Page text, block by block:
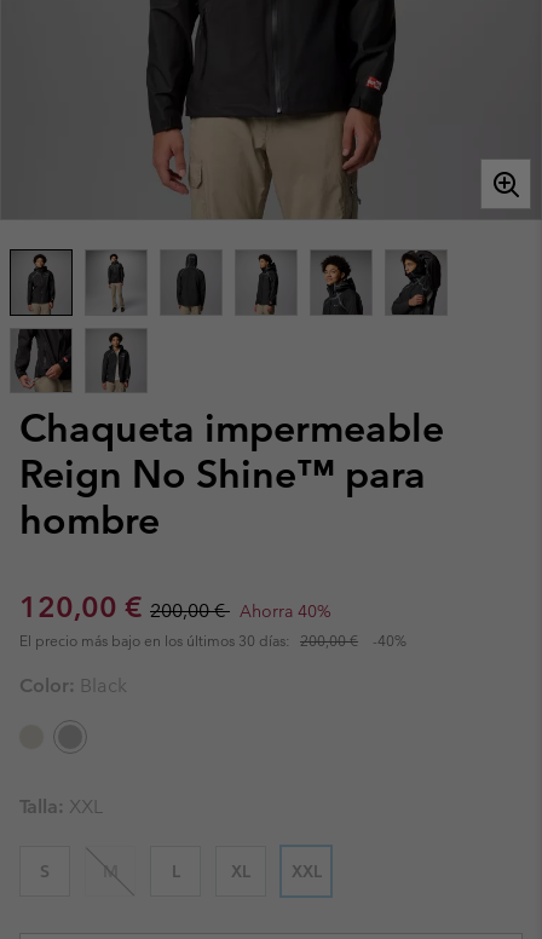
Chaqueta impermeable
Reign No Shine™ para
hombre
Sale price:
120,00 € Regular price:
200,00 € Ahorra 40%
El precio más bajo en los últimos 30 días: 200,00 € -40%
Color: Black
Talla: XXL
S M L XL XXL